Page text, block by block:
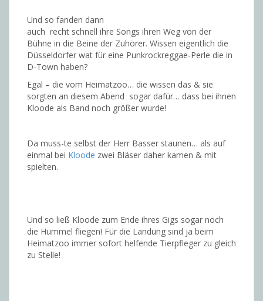
Und so fanden dann
auch recht schnell ihre Songs ihren Weg von der
Bühne in die Beine der Zuhörer. Wissen eigentlich die
Düsseldorfer wat für eine Punkrockreggae-Perle die in
D-Town haben?
Egal – die vom Heimatzoo… die wissen das & sie
sorgten an diesem Abend sogar dafür… dass bei ihnen
Kloode als Band noch größer wurde!
Da muss-te selbst der Herr Basser staunen… als auf
einmal bei Kloode zwei Bläser daher kamen & mit
spielten.
Und so ließ Kloode zum Ende ihres Gigs sogar noch
die Hummel fliegen! Für die Landung sind ja beim
Heimatzoo immer sofort helfende Tierpfleger zu gleich
zu Stelle!